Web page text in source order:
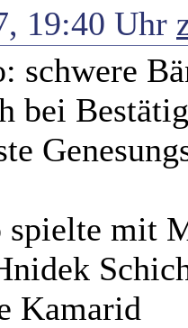
19:40 Uhr
schwere
bei
spielte mit
Kamarid